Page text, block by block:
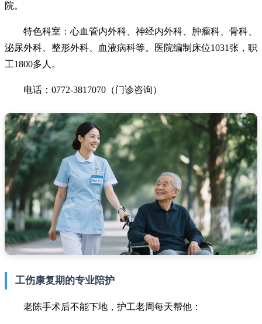
院。
特色科室：心血管内外科、神经内外科、肿瘤科、骨科、
泌尿外科、整形外科、血液病科等。医院编制床位1031张，职
工1800多人。
电话：0772-3817070（门诊咨询）
工伤康复期的专业陪护
老陈手术后不能下地，护工老周每天帮他：